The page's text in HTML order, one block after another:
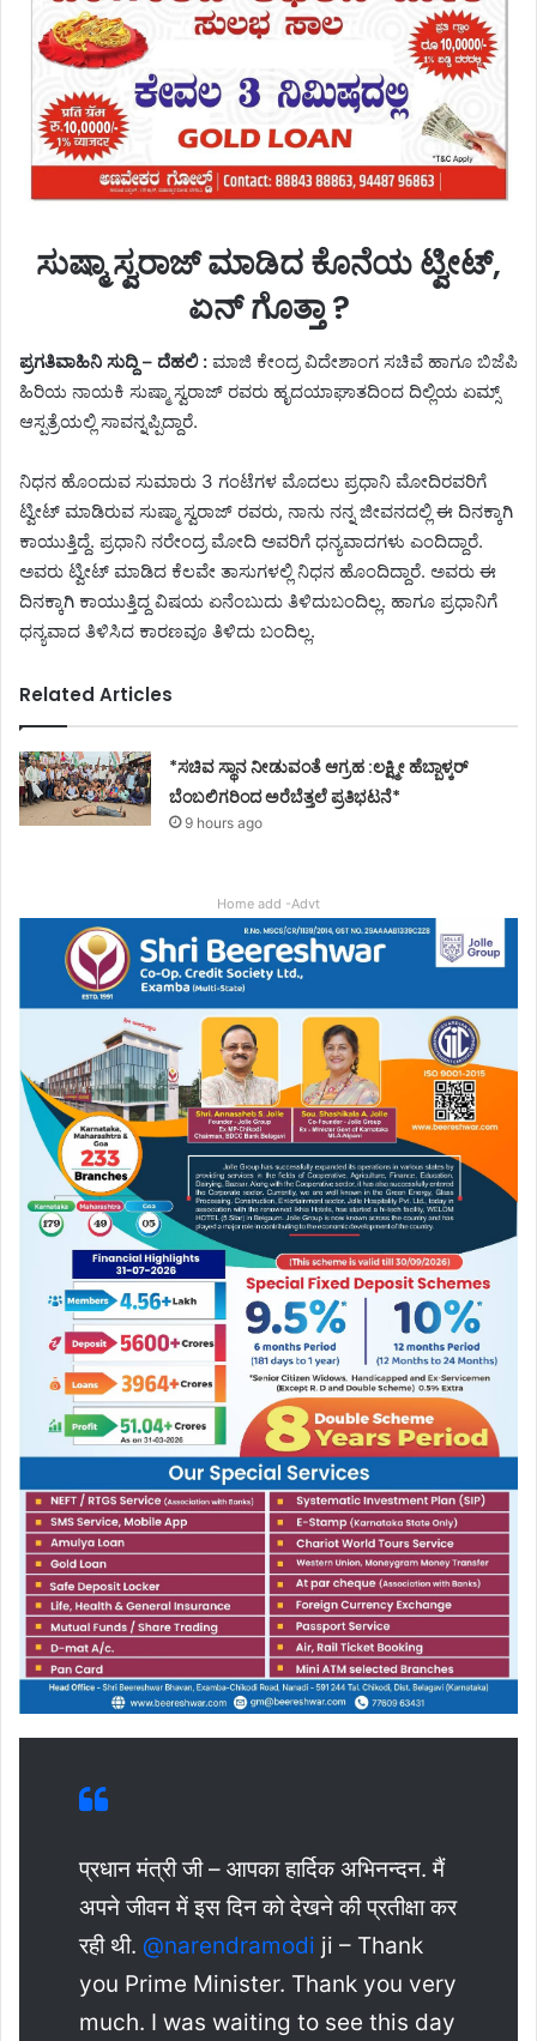
ಸುಷ್ಮಾ ಸ್ವರಾಜ್ ಮಾಡಿದ ಕೊನೆಯ ಟ್ವೀಟ್,
ಏನ್ ಗೊತ್ತಾ ?
ಪ್ರಗತಿವಾಹಿನಿ ಸುದ್ದಿ – ದೆಹಲಿ : ಮಾಜಿ ಕೇಂದ್ರ ವಿದೇಶಾಂಗ ಸಚಿವೆ ಹಾಗೂ ಬಿಜೆಪಿ
ಹಿರಿಯ ನಾಯಕಿ ಸುಷ್ಮಾ ಸ್ವರಾಜ್ ರವರು ಹೃದಯಾಘಾತದಿಂದ ದಿಲ್ಲಿಯ ಏಮ್ಸ್‌
ಆಸ್ಪತ್ರೆಯಲ್ಲಿ ಸಾವನ್ನಪ್ಪಿದ್ದಾರೆ.
ನಿಧನ ಹೊಂದುವ ಸುಮಾರು 3 ಗಂಟೆಗಳ ಮೊದಲು ಪ್ರಧಾನಿ ಮೋದಿರವರಿಗೆ
ಟ್ವೀಟ್ ಮಾಡಿರುವ ಸುಷ್ಮಾ ಸ್ವರಾಜ್ ರವರು, ನಾನು ನನ್ನ ಜೀವನದಲ್ಲಿ ಈ ದಿನಕ್ಕಾಗಿ
ಕಾಯುತ್ತಿದ್ದೆ. ಪ್ರಧಾನಿ ನರೇಂದ್ರ ಮೋದಿ ಅವರಿಗೆ ಧನ್ಯವಾದಗಳು ಎಂದಿದ್ದಾರೆ.
ಅವರು ಟ್ವೀಟ್ ಮಾಡಿದ ಕೆಲವೇ ತಾಸುಗಳಲ್ಲಿ ನಿಧನ ಹೊಂದಿದ್ದಾರೆ. ಅವರು ಈ
ದಿನಕ್ಕಾಗಿ ಕಾಯುತ್ತಿದ್ದ ವಿಷಯ ಏನೆಂಬುದು ತಿಳಿದುಬಂದಿಲ್ಲ. ಹಾಗೂ ಪ್ರಧಾನಿಗೆ
ಧನ್ಯವಾದ ತಿಳಿಸಿದ ಕಾರಣವೂ ತಿಳಿದು ಬಂದಿಲ್ಲ.
Related Articles
*ಸಚಿವ ಸ್ಥಾನ ನೀಡುವಂತೆ ಆಗ್ರಹ :ಲಕ್ಷ್ಮೀ ಹೆಬ್ಬಾಳ್ಕರ್
ಬೆಂಬಲಿಗರಿಂದ ಅರೆಬೆತ್ತಲೆ ಪ್ರತಿಭಟನೆ*
9 hours ago
Home add -Advt
प्रधान मंत्री जी – आपका हार्दिक अभिनन्दन. मैं
अपने जीवन में इस दिन को देखने की प्रतीक्षा कर
रही थी. @narendramodi ji – Thank
you Prime Minister. Thank you very
much. I was waiting to see this day